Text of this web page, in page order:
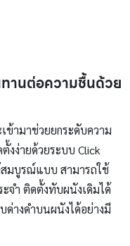
านต่อความชื้นด้วย
เข้ามาช่วยยกระดับความ
ง่ายด้วยระบบ Click
มบูรณ์แบบ สามารถใช้
ำ ติดตั้งทับผนังเดิมได้
ด่างดำบนผนังได้อย่างมี